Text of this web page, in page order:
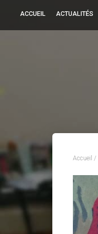
ACCUEIL ACTUALITÉS
Accueil /